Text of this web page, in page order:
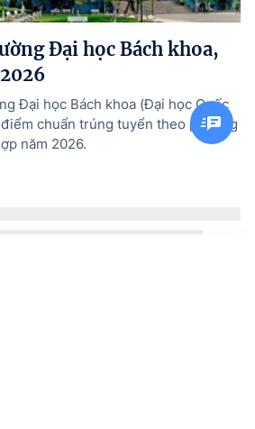
Đại học Bách khoa,
Đại học Bách khoa (Đại học Quốc
chuẩn trúng tuyển theo phương
năm 2026.